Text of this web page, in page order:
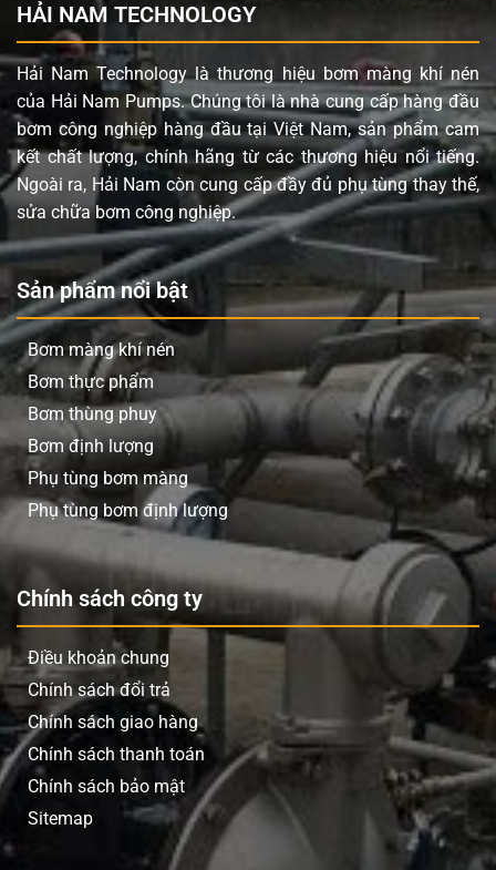
HẢI NAM TECHNOLOGY
Hải Nam Technology là thương hiệu bơm màng khí nén
của Hải Nam Pumps. Chúng tôi là nhà cung cấp hàng đầu
bơm công nghiệp hàng đầu tại Việt Nam, sản phẩm cam
kết chất lượng, chính hãng từ các thương hiệu nổi tiếng.
Ngoài ra, Hải Nam còn cung cấp đầy đủ phụ tùng thay thế,
sửa chữa bơm công nghiệp.
Sản phẩm nổi bật
Bơm màng khí nén
Bơm thực phẩm
Bơm thùng phuy
Bơm định lượng
Phụ tùng bơm màng
Phụ tùng bơm định lượng
Chính sách công ty
Điều khoản chung
Chính sách đổi trả
Chính sách giao hàng
Chính sách thanh toán
Chính sách bảo mật
Sitemap